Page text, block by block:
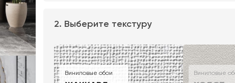
2. Выберите текстуру
Виниловые обои Виниловые